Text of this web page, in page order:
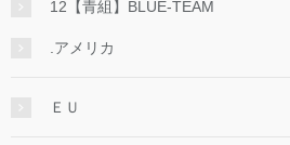
12【青組】BLUE-TEAM
.アメリカ
ＥＵ